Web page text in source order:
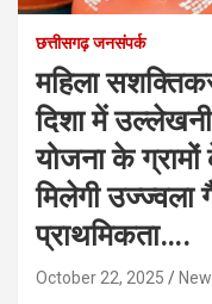
छत्तीसगढ़ जनसंपर्क
महिला
दिशा में
योजना के ग्रामों
मिलेगी
प्राथमिकता….
October 22, 2025